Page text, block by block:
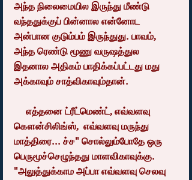
அந்த நிலைமையில இருந்து மீண்டு
வந்ததுக்குப் பின்னால என்னோட
அன்பான குடும்பம் இருந்துது. பாவம்,
அந்த ரெண்டு மூணு வருஷத்துல
இதனால அதிகம் பாதிக்கப்பட்டது மது
அக்காவும் சாத்விகாவும்தான்.
கௌன்சிலிங்ஸ்,  எவ்வளவு மருந்து
மாத்திரை... ச்ச" சொல்லும்போதே ஒரு
பெருமூச்செழுந்தது மாளவிகாவுக்கு.
"அலுத்துக்காம அப்பா எவ்வளவு செலவு